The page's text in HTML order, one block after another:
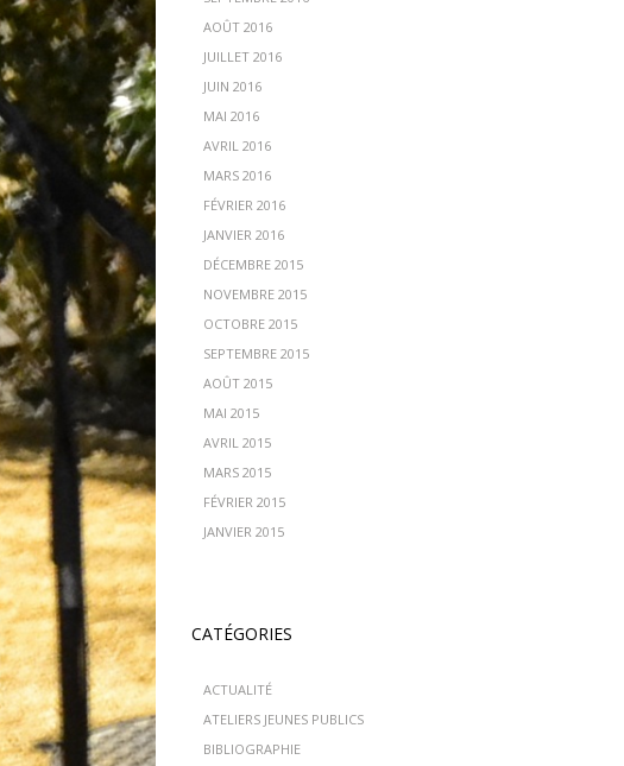
AOÛT 2016
JUILLET 2016
JUIN 2016
MAI 2016
AVRIL 2016
MARS 2016
FÉVRIER 2016
JANVIER 2016
DÉCEMBRE 2015
NOVEMBRE 2015
OCTOBRE 2015
SEPTEMBRE 2015
AOÛT 2015
MAI 2015
AVRIL 2015
MARS 2015
FÉVRIER 2015
JANVIER 2015
CATÉGORIES
ACTUALITÉ
ATELIERS JEUNES PUBLICS
BIBLIOGRAPHIE